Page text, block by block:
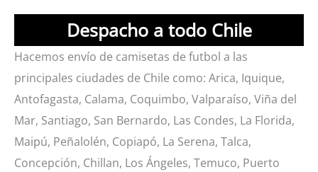
Despacho a todo Chile
Hacemos envío de camisetas de futbol a las
principales ciudades de Chile como: Arica, Iquique,
Antofagasta, Calama, Coquimbo, Valparaíso, Viña del
Mar, Santiago, San Bernardo, Las Condes, La Florida,
Maipú, Peñalolén, Copiapó, La Serena, Talca,
Concepción, Chillan, Los Ángeles, Temuco, Puerto